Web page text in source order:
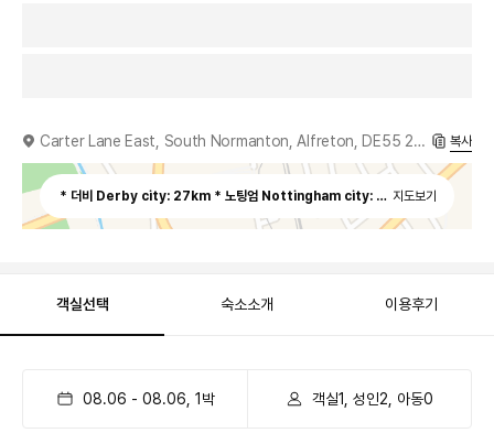
Carter Lane East, South Normanton, Alfreton, DE55 2EH 복사
* 더비 Derby city: 27km * 노팅엄 Nottingham city: 22.24km * 관광
지도보기
객실선택 숙소소개 이용후기
08.06 - 08.06 1 박 객실1, 성인2, 아동0